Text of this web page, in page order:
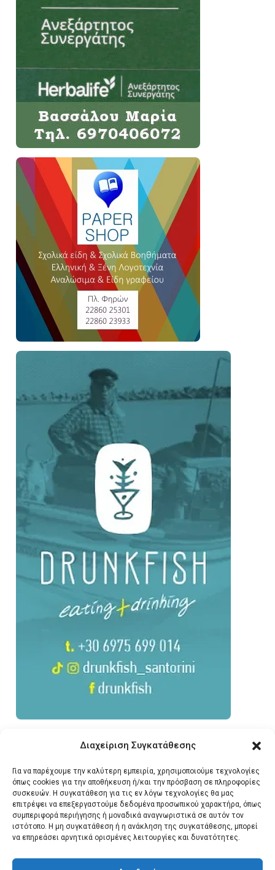
Διαχείριση Συγκατάθεσης
Για να παρέχουμε την καλύτερη εμπειρία, χρησιμοποιούμε τεχνολογίες
όπως cookies για την αποθήκευση ή/και την πρόσβαση σε πληροφορίες
συσκευών. Η συγκατάθεση για τις εν λόγω τεχνολογίες θα μας
επιτρέψει να επεξεργαστούμε δεδομένα προσωπικού χαρακτήρα, όπως
συμπεριφορά περιήγησης ή μοναδικά αναγνωριστικά σε αυτόν τον
ιστότοπο. Η μη συγκατάθεση ή η ανάκληση της συγκατάθεσης, μπορεί
να επηρεάσει αρνητικά ορισμένες λειτουργίες και δυνατότητες.